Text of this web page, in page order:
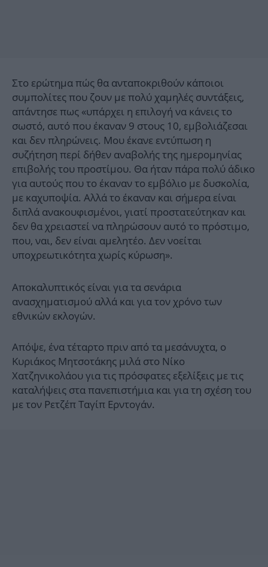
Στο ερώτημα πώς θα ανταποκριθούν κάποιοι
συμπολίτες που ζουν με πολύ χαμηλές συντάξεις,
απάντησε πως «υπάρχει η επιλογή να κάνεις το
σωστό, αυτό που έκαναν 9 στους 10, εμβολιάζεσαι
και δεν πληρώνεις. Μου έκανε εντύπωση η
συζήτηση περί δήθεν αναβολής της ημερομηνίας
επιβολής του προστίμου. Θα ήταν πάρα πολύ άδικο
για αυτούς που το έκαναν το εμβόλιο με δυσκολία,
με καχυποψία. Αλλά το έκαναν και σήμερα είναι
διπλά ανακουφισμένοι, γιατί προστατεύτηκαν και
δεν θα χρειαστεί να πληρώσουν αυτό το πρόστιμο,
που, ναι, δεν είναι αμελητέο. Δεν νοείται
υποχρεωτικότητα χωρίς κύρωση».
Αποκαλυπτικός είναι για τα σενάρια
ανασχηματισμού αλλά και για τον χρόνο των
εθνικών εκλογών.
Απόψε, ένα τέταρτο πριν από τα μεσάνυχτα, ο
Κυριάκος Μητσοτάκης μιλά στο Νίκο
Χατζηνικολάου για τις πρόσφατες εξελίξεις με τις
καταλήψεις στα πανεπιστήμια και για τη σχέση του
με τον Ρετζέπ Ταγίπ Ερντογάν.